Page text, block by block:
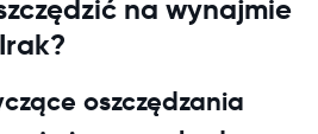
na wynajmie
oszczędzania